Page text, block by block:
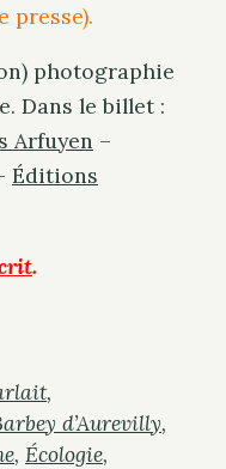
presse).
photographie
. Dans le billet :
Arfuyen –
Éditions
.
d’Aurevilly
Écologie